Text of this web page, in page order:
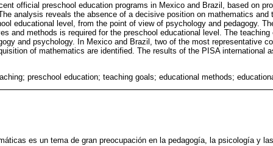
official preschool education programs in Mexico and Brazil, based on
analysis reveals the absence of a decisive position on mathematics and
educational level, from the point of view of psychology and pedagogy.
and methods is required for the preschool educational level. The
and psychology. In Mexico and Brazil, two of the most representative
of mathematics are identified. The results of the PISA international
preschool education; teaching goals; educational methods;
es un tema de gran preocupación en la pedagogía, la psicología y